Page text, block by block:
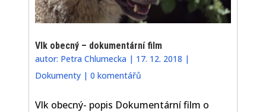
Vlk obecný – dokumentární film
autor: Petra Chlumecka | 17. 12. 2018 |
Dokumenty |0 komentářů
Vlk obecný- popis Dokumentární film o